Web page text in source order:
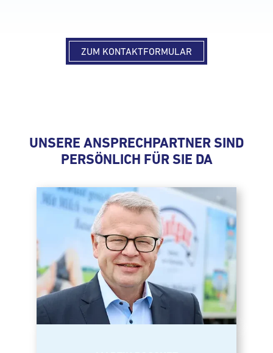
ZUM KONTAKTFORMULAR
UNSERE ANSPRECHPARTNER SIND
PERSÖNLICH FÜR SIE DA